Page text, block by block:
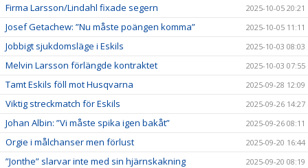
Firma Larsson/Lindahl fixade segern 2025-10-05 20:21
Josef Getachew: ”Nu måste poängen komma” 2025-10-05 11:11
Jobbigt sjukdomsläge i Eskils 2025-10-03 08:03
Melvin Larsson förlängde kontraktet 2025-10-03 07:55
Tamt Eskils föll mot Husqvarna 2025-09-28 12:09
Viktig streckmatch för Eskils 2025-09-26 14:27
Johan Albin: ”Vi måste spika igen bakåt” 2025-09-26 08:11
Orgie i målchanser men förlust 2025-09-20 16:44
”Jonthe” slarvar inte med sin hjärnskakning 2025-09-20 08:19